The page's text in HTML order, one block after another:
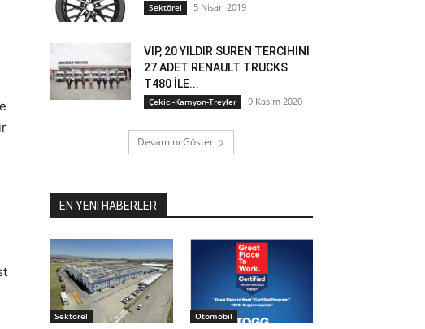
Sektörel 5 Nisan 2019
VIP, 20 YILDIR SÜREN TERCİHİNİ
27 ADET RENAULT TRUCKS
T480 İLE...
Çekici-Kamyon-Treyler 9 Kasım 2020
Devamını Göster
EN YENİ HABERLER
Sektörel Otomobil